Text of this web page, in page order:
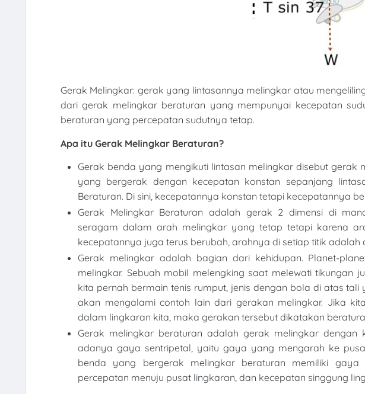
Gerak Melingkar: gerak yang lintasannya melingkar atau
dari gerak melingkar beraturan yang mempunyai kecepatan
beraturan yang percepatan sudutnya tetap.
Apa itu Gerak Melingkar Beraturan?
Gerak benda yang mengikuti lintasan melingkar disebut gerak
yang bergerak dengan kecepatan konstan sepanjang
Beraturan. Di sini, kecepatannya konstan tetapi kecepatannya
Gerak Melingkar Beraturan adalah gerak 2 dimensi di
seragam dalam arah melingkar yang tetap tetapi karena
kecepatannya juga terus berubah, arahnya di setiap titik adalah
Gerak melingkar adalah bagian dari kehidupan. Planet-
melingkar. Sebuah mobil melengking saat melewati tikungan
kita pernah bermain tenis rumput, jenis dengan bola di atas
akan mengalami contoh lain dari gerakan melingkar. Jika
dalam lingkaran kita, maka gerakan tersebut dikatakan
Gerak melingkar beraturan adalah gerak melingkar dengan
adanya gaya sentripetal, yaitu gaya yang mengarah ke
benda yang bergerak melingkar beraturan memiliki
percepatan menuju pusat lingkaran, dan kecepatan singgung